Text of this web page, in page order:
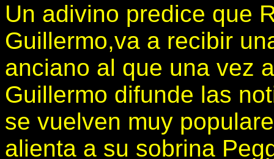
Un adivino predice que
Guillermo,va a recibir
anciano al que una vez
Guillermo difunde las
se vuelven muy
alienta a su sobrina